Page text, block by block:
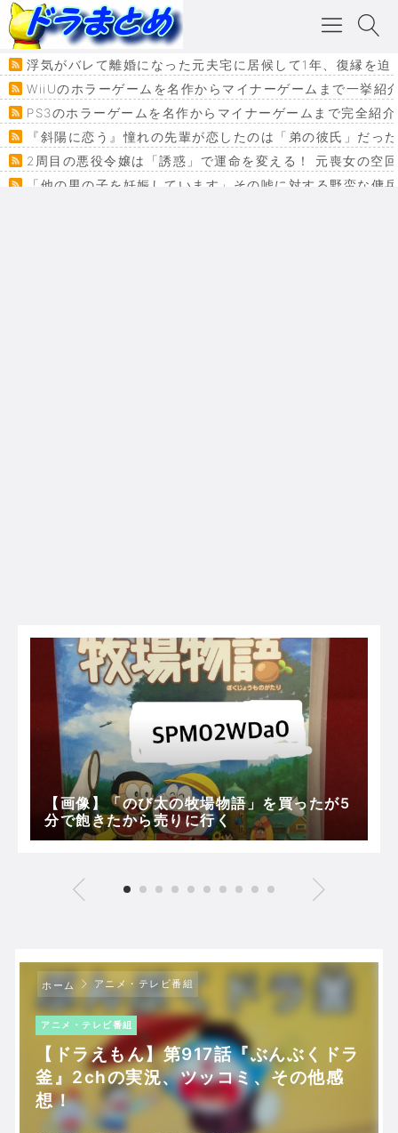
浮気がバレて離婚になった元夫宅に居候して1年、復縁を
WiiUのホラーゲームを名作からマイナーゲームまで一挙紹
PS3のホラーゲームを名作からマイナーゲームまで完全紹
『斜陽に恋う』憧れの先輩が恋したのは「弟の彼氏」だっ
2周目の悪役令嬢は「誘惑」で運命を変える！ 元喪女の空
「他の男の子を妊娠しています」その嘘に対する野蛮な
【画像】「のび太の牧場物語」を買ったが5
分で飽きたから売りに行く
ホーム アニメ・テレビ番組
アニメ・テレビ番組
【ドラえもん】第917話『ぶんぶくドラ
釜』2chの実況、ツッコミ、その他感
想！